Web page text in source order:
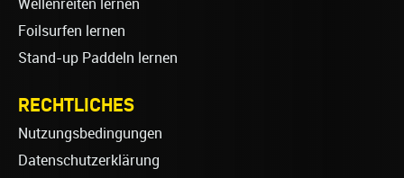
Wellenreiten lernen
Foilsurfen lernen
Stand-up Paddeln lernen
RECHTLICHES
Nutzungsbedingungen
Datenschutzerklärung